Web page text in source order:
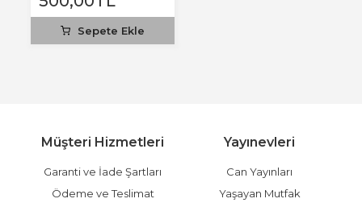
Sepete Ekle
Müşteri Hizmetleri
Garanti ve İade Şartları
Ödeme ve Teslimat
Yayınevleri
Can Yayınları
Yaşayan Mutfak